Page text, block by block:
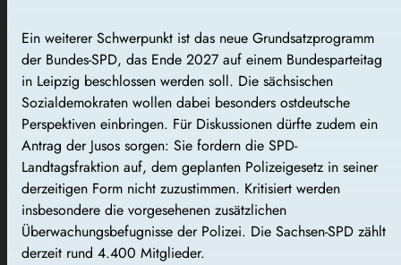
Ein weiterer Schwerpunkt ist das neue Grundsatzprogramm
der Bundes-SPD, das Ende 2027 auf einem Bundesparteitag
in Leipzig beschlossen werden soll. Die sächsischen
Sozialdemokraten wollen dabei besonders ostdeutsche
Perspektiven einbringen. Für Diskussionen dürfte zudem ein
Antrag der Jusos sorgen: Sie fordern die SPD-
Landtagsfraktion auf, dem geplanten Polizeigesetz in seiner
derzeitigen Form nicht zuzustimmen. Kritisiert werden
insbesondere die vorgesehenen zusätzlichen
Überwachungsbefugnisse der Polizei. Die Sachsen-SPD zählt
derzeit rund 4.400 Mitglieder.